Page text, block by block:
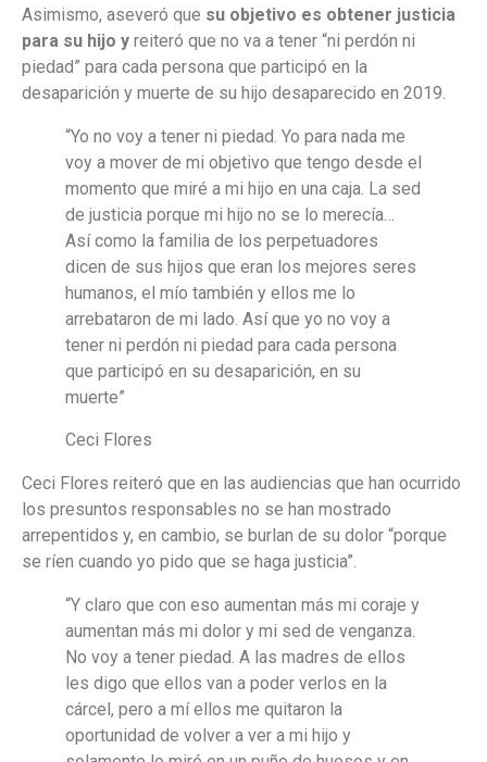
Asimismo, aseveró que su objetivo es obtener justicia
para su hijo y reiteró que no va a tener “ni perdón ni
piedad” para cada persona que participó en la
desaparición y muerte de su hijo desaparecido en 2019.
“Yo no voy a tener ni piedad. Yo para nada me
voy a mover de mi objetivo que tengo desde el
momento que miré a mi hijo en una caja. La sed
de justicia porque mi hijo no se lo merecía…
Así como la familia de los perpetuadores
dicen de sus hijos que eran los mejores seres
humanos, el mío también y ellos me lo
arrebataron de mi lado. Así que yo no voy a
tener ni perdón ni piedad para cada persona
que participó en su desaparición, en su
muerte”
Ceci Flores
Ceci Flores reiteró que en las audiencias que han ocurrido
los presuntos responsables no se han mostrado
arrepentidos y, en cambio, se burlan de su dolor “porque
se ríen cuando yo pido que se haga justicia”.
“Y claro que con eso aumentan más mi coraje y
aumentan más mi dolor y mi sed de venganza.
No voy a tener piedad. A las madres de ellos
les digo que ellos van a poder verlos en la
cárcel, pero a mí ellos me quitaron la
oportunidad de volver a ver a mi hijo y